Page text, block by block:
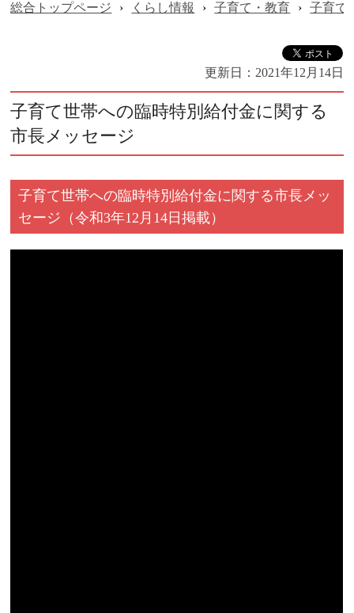
総合トップページ › くらし情報 › 子育て・教育 › 子育て
更新日： 2021年12月14日
子育て世帯への臨時特別給付金に関する
市長メッセージ
子育て世帯への臨時特別給付金に関する市長メッ
セージ（令和3年12月14日掲載）